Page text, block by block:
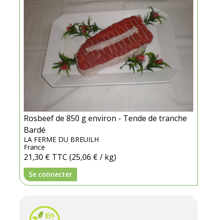
Rosbeef de 850 g environ - Tende de tranche
Bardé
LA FERME DU BREUILH
France
21,30 € TTC (25,06 € / kg)
Se connecter